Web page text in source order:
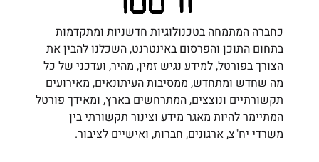
כחברה המתמחה בטכנולוגיות חדשניות ומתקדמות
בתחום התוכן והפרסום באינטרנט, השכלנו להבין את
הצורך בפורטל, למידע נגיש זמין, מהיר, ועדכני של כל
מה שחדש ומתחדש, ממסיבות העיתונאים, מאירועים
תקשורתיים ונוצצים, המתרחשים בארץ, ומאידך פורטל
המתיימר להיות מאגר מידע וצינור תקשורתי בין
משרדי יח"צ, ארגונים, חברות, ואישיים לציבור.